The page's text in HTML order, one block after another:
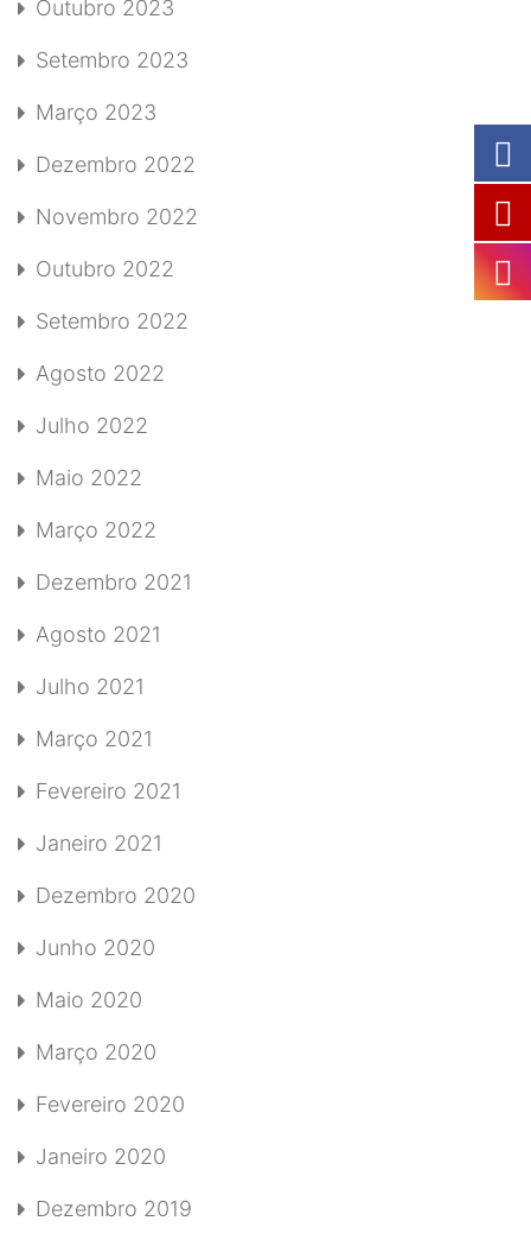
Outubro 2023
Setembro 2023
Março 2023
Dezembro 2022
Novembro 2022
Outubro 2022
Setembro 2022
Agosto 2022
Julho 2022
Maio 2022
Março 2022
Dezembro 2021
Agosto 2021
Julho 2021
Março 2021
Fevereiro 2021
Janeiro 2021
Dezembro 2020
Junho 2020
Maio 2020
Março 2020
Fevereiro 2020
Janeiro 2020
Dezembro 2019